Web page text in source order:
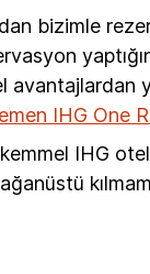
bizimle
IHG One
IHG